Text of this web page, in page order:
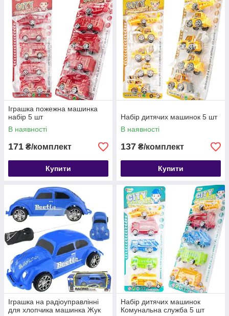
Іграшка пожежна машинка
набір 5 шт
В наявності
171 ₴/комплект
Купити
Набір дитячих машинок 5 шт
В наявності
137 ₴/комплект
Купити
Іграшка на радіоуправлінні
для хлопчика машинка Жук
Набір дитячих машинок
Комунальна служба 5 шт